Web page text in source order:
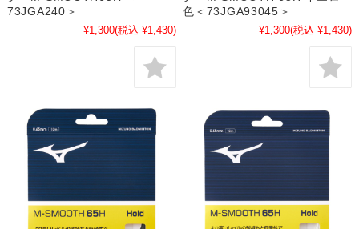
73JGA240＞
¥1,300(税込 ¥1,430)
色＜73JGA93045＞
¥1,300(税込 ¥1,430)